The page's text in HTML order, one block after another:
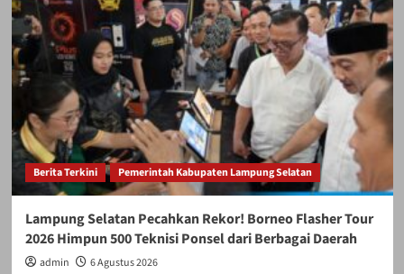
Berita Terkini Pemerintah Kabupaten Lampung Selatan
Lampung Selatan Pecahkan Rekor! Borneo Flasher Tour
2026 Himpun 500 Teknisi Ponsel dari Berbagai Daerah
admin 6 Agustus 2026